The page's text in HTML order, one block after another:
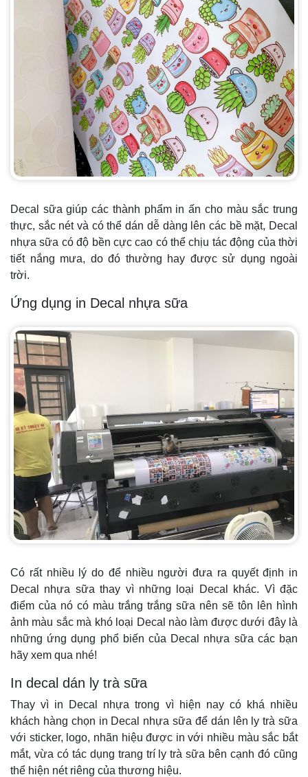
Decal sữa giúp các thành phẩm in ấn cho màu sắc trung
thực, sắc nét và có thể dán dễ dàng lên các bề mặt, Decal
nhựa sữa có độ bền cực cao có thể chịu tác động của thời
tiết nắng mưa, do đó thường hay được sử dụng ngoài
trời.
Ứng dụng in Decal nhựa sữa
Có rất nhiều lý do để nhiều người đưa ra quyết định in
Decal nhựa sữa thay vì những loại Decal khác. Vì đặc
điểm của nó có màu trắng trắng sữa nên sẽ tôn lên hình
ảnh màu sắc mà khó loại Decal nào làm được dưới đây là
những ứng dụng phổ biến của Decal nhựa sữa các bạn
hãy xem qua nhé!
In decal dán ly trà sữa
Thay vì in Decal nhựa trong vì hiện nay có khá nhiều
khách hàng chọn in Decal nhựa sữa để dán lên ly trà sữa
với sticker, logo, nhãn hiệu được in với nhiều màu sắc bắt
mắt, vừa có tác dụng trang trí ly trà sữa bên cạnh đó cũng
thể hiện nét riêng của thương hiệu.